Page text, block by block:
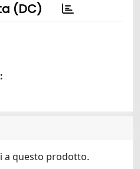
(DC)
a questo prodotto.